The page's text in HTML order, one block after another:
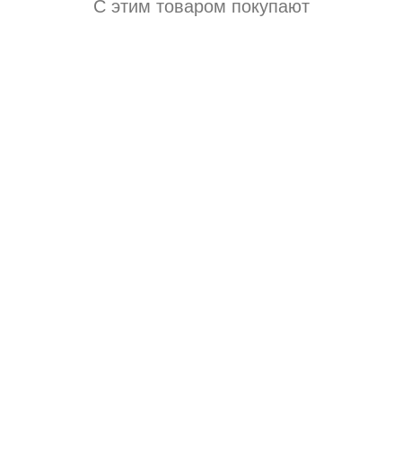
С этим товаром покупают